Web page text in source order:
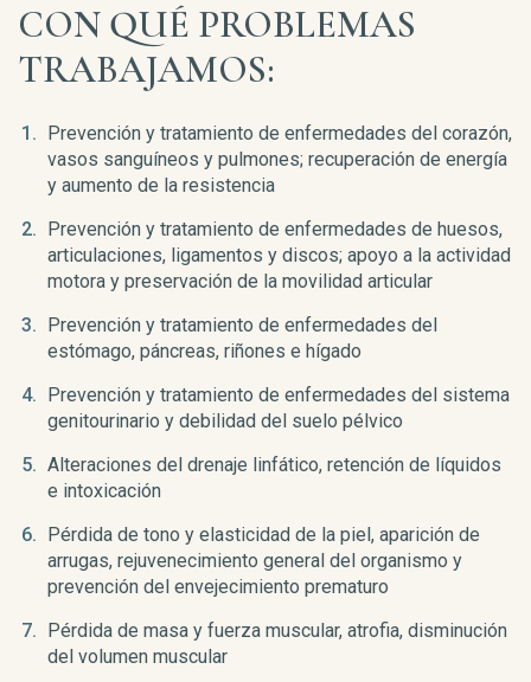
CON QUÉ PROBLEMAS
TRABAJAMOS:
Prevención y tratamiento de enfermedades del corazón,
vasos sanguíneos y pulmones; recuperación de energía
y aumento de la resistencia
Prevención y tratamiento de enfermedades de huesos,
articulaciones, ligamentos y discos; apoyo a la actividad
motora y preservación de la movilidad articular
Prevención y tratamiento de enfermedades del
estómago, páncreas, riñones e hígado
Prevención y tratamiento de enfermedades del sistema
genitourinario y debilidad del suelo pélvico
Alteraciones del drenaje linfático, retención de líquidos
e intoxicación
Pérdida de tono y elasticidad de la piel, aparición de
arrugas, rejuvenecimiento general del organismo y
prevención del envejecimiento prematuro
Pérdida de masa y fuerza muscular, atrofia, disminución
del volumen muscular